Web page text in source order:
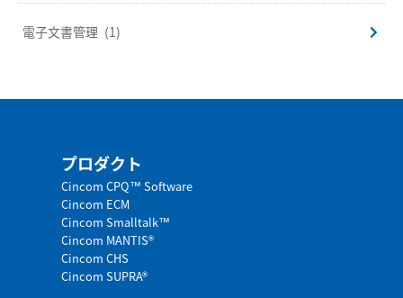
電子文書管理 (1)
プロダクト
Cincom CPQ™ Software
Cincom ECM
Cincom Smalltalk™
Cincom MANTIS®
Cincom CHS
Cincom SUPRA®